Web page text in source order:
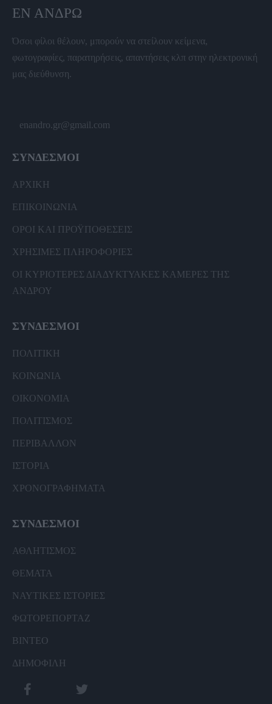
ΕΝ ΆΝΔΡΩ
Όσοι φίλοι θέλουν, μπορούν να στείλουν κείμενα,
φωτογραφίες, παρατηρήσεις, απαντήσεις κλπ στην ηλεκτρονική
μας διεύθυνση.
enandro.gr@gmail.com
ΣΥΝΔΕΣΜΟΙ
ΑΡΧΙΚΗ
ΕΠΙΚΟΙΝΩΝΙΑ
ΟΡΟΙ ΚΑΙ ΠΡΟΫΠΟΘΕΣΕΙΣ
ΧΡΗΣΙΜΕΣ ΠΛΗΡΟΦΟΡΙΕΣ
ΟΙ ΚΥΡΙΟΤΕΡΕΣ ΔΙΑΔΥΚΤΥΑΚΕΣ ΚΑΜΕΡΕΣ ΤΗΣ
ΑΝΔΡΟΥ
ΣΥΝΔΕΣΜΟΙ
ΠΟΛΙΤΙΚΗ
ΚΟΙΝΩΝΙΑ
ΟΙΚΟΝΟΜΙΑ
ΠΟΛΙΤΙΣΜΟΣ
ΠΕΡΙΒΑΛΛΟΝ
ΙΣΤΟΡΙΑ
ΧΡΟΝΟΓΡΑΦΗΜΑΤΑ
ΣΥΝΔΕΣΜΟΙ
ΑΘΛΗΤΙΣΜΟΣ
ΘΕΜΑΤΑ
ΝΑΥΤΙΚΕΣ ΙΣΤΟΡΙΕΣ
ΦΩΤΟΡΕΠΟΡΤΑΖ
ΒΙΝΤΕΟ
ΔΗΜΟΦΙΛΗ